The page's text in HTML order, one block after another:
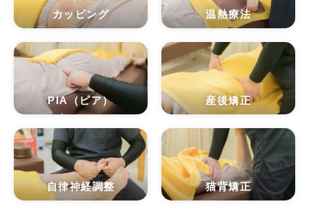
カッピング 温熱療法
PIA（ピア） 産後矯正
自律神経調整 猫背矯正